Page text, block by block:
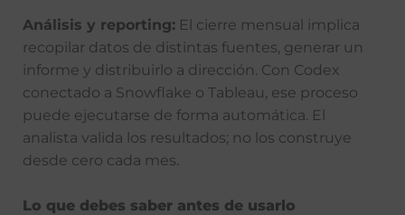
Análisis y reporting: El cierre mensual implica
recopilar datos de distintas fuentes, generar un
informe y distribuirlo a dirección. Con Codex
conectado a Snowflake o Tableau, ese proceso
puede ejecutarse de forma automática. El
analista valida los resultados; no los construye
desde cero cada mes.
Lo que debes saber antes de usarlo